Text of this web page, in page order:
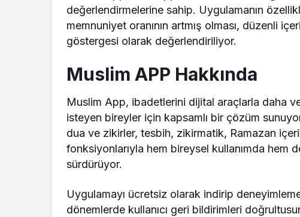
değerlendirmelerine sahip. Uygulamanın
memnuniyet oranının artmış olması, düzenli
göstergesi olarak değerlendiriliyor.
Muslim APP Hakkında
Muslim App, ibadetlerini dijital araçlarla daha
isteyen bireyler için kapsamlı bir çözüm
dua ve zikirler, tesbih, zikirmatik, Ramazan
fonksiyonlarıyla hem bireysel kullanımda hem
sürdürüyor.
Uygulamayı ücretsiz olarak indirip
dönemlerde kullanıcı geri bildirimleri